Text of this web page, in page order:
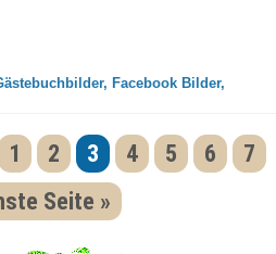
Facebook Bilder,
1 2 3 4 5 6
7
Seite »